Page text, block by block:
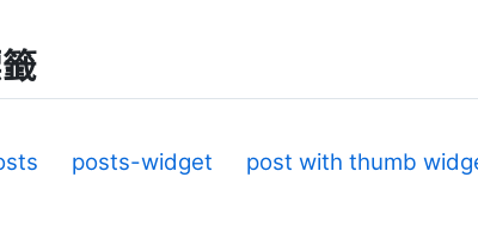
posts-widget post with thumb